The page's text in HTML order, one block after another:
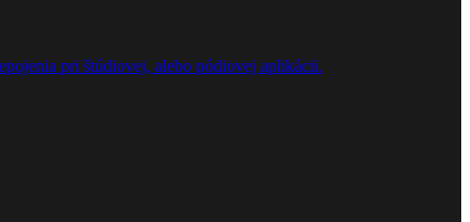
pri štúdiovej, alebo pódiovej aplikácii.